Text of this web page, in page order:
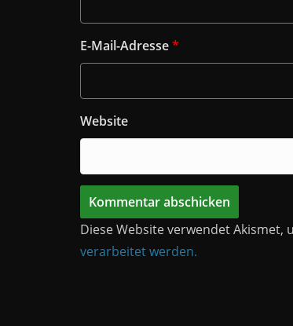
E-Mail-Adresse*
Website
Diese Website verwendet Akismet,
verarbeitet werden.